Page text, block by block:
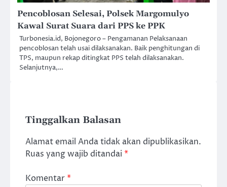
Pencoblosan Selesai, Polsek Margomulyo
Kawal Surat Suara dari PPS ke PPK
Turbonesia.id, Bojonegoro – Pengamanan Pelaksanaan
pencoblosan telah usai dilaksanakan. Baik penghitungan di
TPS, maupun rekap ditingkat PPS telah dilaksanakan.
Selanjutnya,…
Tinggalkan Balasan
Alamat email Anda tidak akan dipublikasikan.
Ruas yang wajib ditandai *
Komentar*